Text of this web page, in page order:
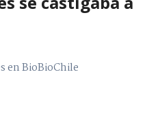
en BioBioChile